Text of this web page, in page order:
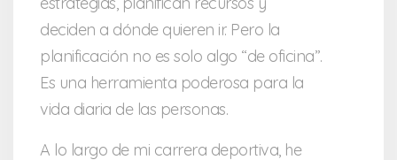
deciden a dónde quieren ir. Pero la
planificación no es solo algo “de oficina”.
Es una herramienta poderosa para la
vida diaria de las personas.
A lo largo de mi carrera deportiva, he